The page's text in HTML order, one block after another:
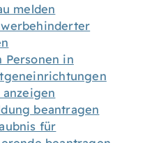
melden
Personen in
beantragen
für